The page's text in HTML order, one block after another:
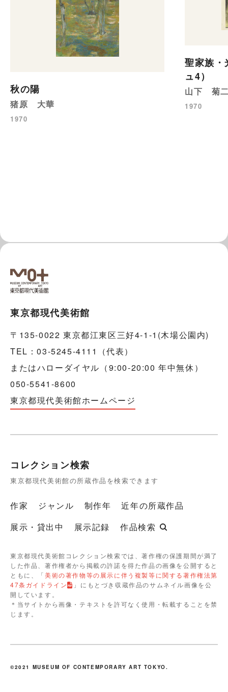
秋の陽
猪原 大華
1970
聖家族・
ュ4）
山下 菊
1970
東京都現代美術館
〒135-0022 東京都江東区三好4-1-1(木場公園内)
TEL：03-5245-4111（代表）
またはハローダイヤル（9:00-20:00 年中無休）
050-5541-8600
東京都現代美術館ホームページ
コレクション検索
東京都現代美術館の所蔵作品を検索できます
作家 ジャンル 制作年
近年の所蔵作品
展示・貸出中
展示記録 作品検索
東京都現代美術館コレクション検索では、著作権の保護期間が満了
した作品、著作権者から掲載の許諾を得た作品の画像を公開すると
ともに、「美術の著作物等の展示に伴う複製等に関する著作権法第
47条ガイドライン
」にもとづき収蔵作品のサムネイル画像を公
開しています。
＊当サイトから画像・テキストを許可なく使用・転載することを禁
じます。
©2021 MUSEUM OF CONTEMPORARY ART TOKYO.